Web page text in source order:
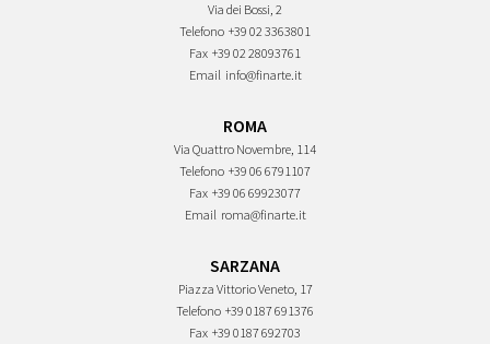
Via dei Bossi, 2
Telefono +39 02 3363801
Fax +39 02 28093761
Email info@finarte.it
ROMA
Via Quattro Novembre, 114
Telefono +39 06 6791107
Fax +39 06 69923077
Email roma@finarte.it
SARZANA
Piazza Vittorio Veneto, 17
Telefono +39 0187 691376
Fax +39 0187 692703